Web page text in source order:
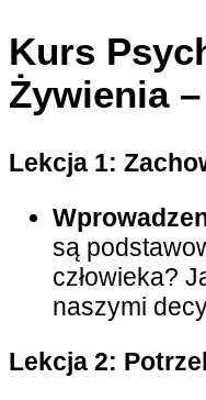
Kurs
Żywienia –
Lekcja 1:
są
człowieka?
naszymi
Lekcja 2: